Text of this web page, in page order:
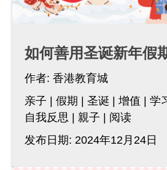
如何善用圣诞新年假
作者: 香港教育城
亲子
假期 圣诞 增值 学
自我反思
親子
阅读
发布日期: 2024年12月24日